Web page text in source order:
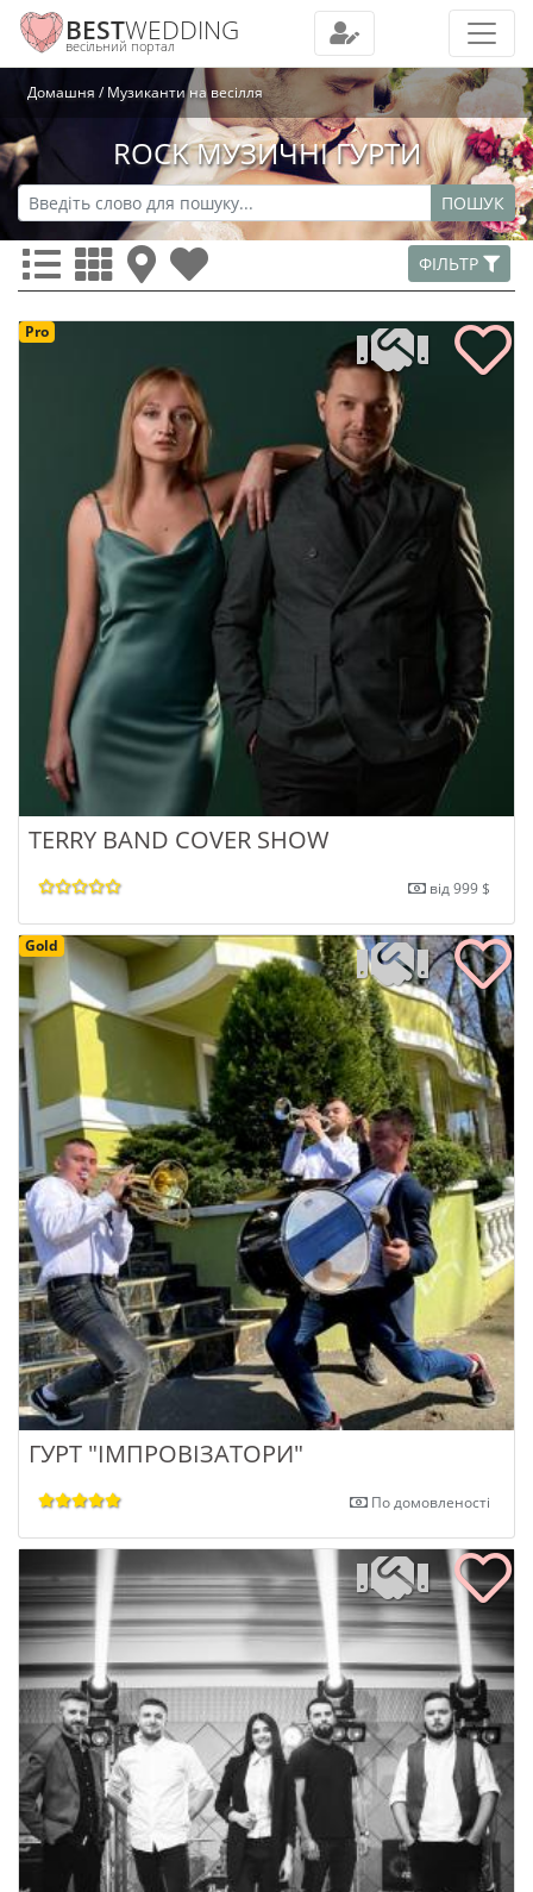
BESTWEDDING
весільний портал
Домашня Музиканти на весілля
ROCK МУЗИЧНІ ГУРТИ
ПОШУК
ФІЛЬТР
Pro
TERRY BAND COVER SHOW
від 999 $
Gold
ГУРТ "ІМПРОВІЗАТОРИ"
По домовленості